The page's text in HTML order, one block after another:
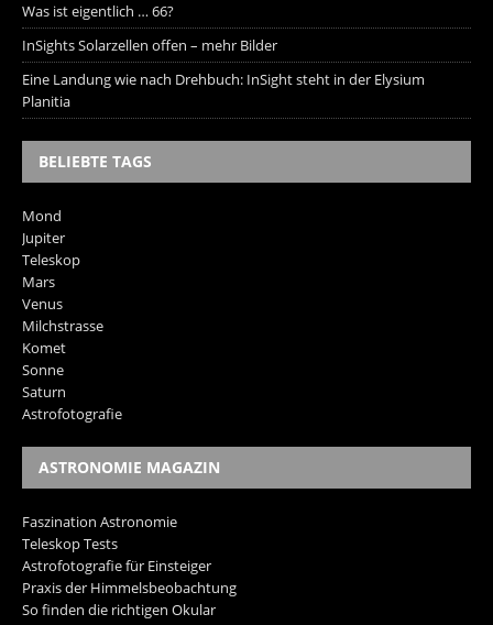
Was ist eigentlich … 66?
InSights Solarzellen offen – mehr Bilder
Eine Landung wie nach Drehbuch: InSight steht in der Elysium
Planitia
BELIEBTE TAGS
Mond
Jupiter
Teleskop
Mars
Venus
Milchstrasse
Komet
Sonne
Saturn
Astrofotografie
ASTRONOMIE MAGAZIN
Faszination Astronomie
Teleskop Tests
Astrofotografie für Einsteiger
Praxis der Himmelsbeobachtung
So finden die richtigen Okular